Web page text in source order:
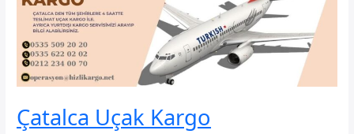
Çatalca Uçak Kargo